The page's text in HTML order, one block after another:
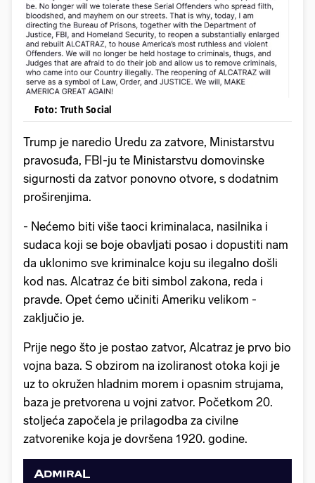
Foto: Truth Social
Trump je naredio Uredu za zatvore, Ministarstvu
pravosuđa, FBI-ju te Ministarstvu domovinske
sigurnosti da zatvor ponovno otvore, s dodatnim
proširenjima.
- Nećemo biti više taoci kriminalaca, nasilnika i
sudaca koji se boje obavljati posao i dopustiti nam
da uklonimo sve kriminalce koju su ilegalno došli
kod nas. Alcatraz će biti simbol zakona, reda i
pravde. Opet ćemo učiniti Ameriku velikom -
zaključio je.
Prije nego što je postao zatvor, Alcatraz je prvo bio
vojna baza. S obzirom na izoliranost otoka koji je
uz to okružen hladnim morem i opasnim strujama,
baza je pretvorena u vojni zatvor. Početkom 20.
stoljeća započela je prilagodba za civilne
zatvorenike koja je dovršena 1920. godine.